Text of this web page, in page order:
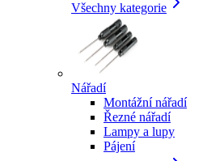
Všechny kategorie
Nářadí
Montážní nářadí
Řezné nářadí
Lampy a lupy
Pájení